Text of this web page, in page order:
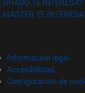
GRADO TE INTERESA?
MÁSTER TE
Información legal
Accesibilidad
Configuración de